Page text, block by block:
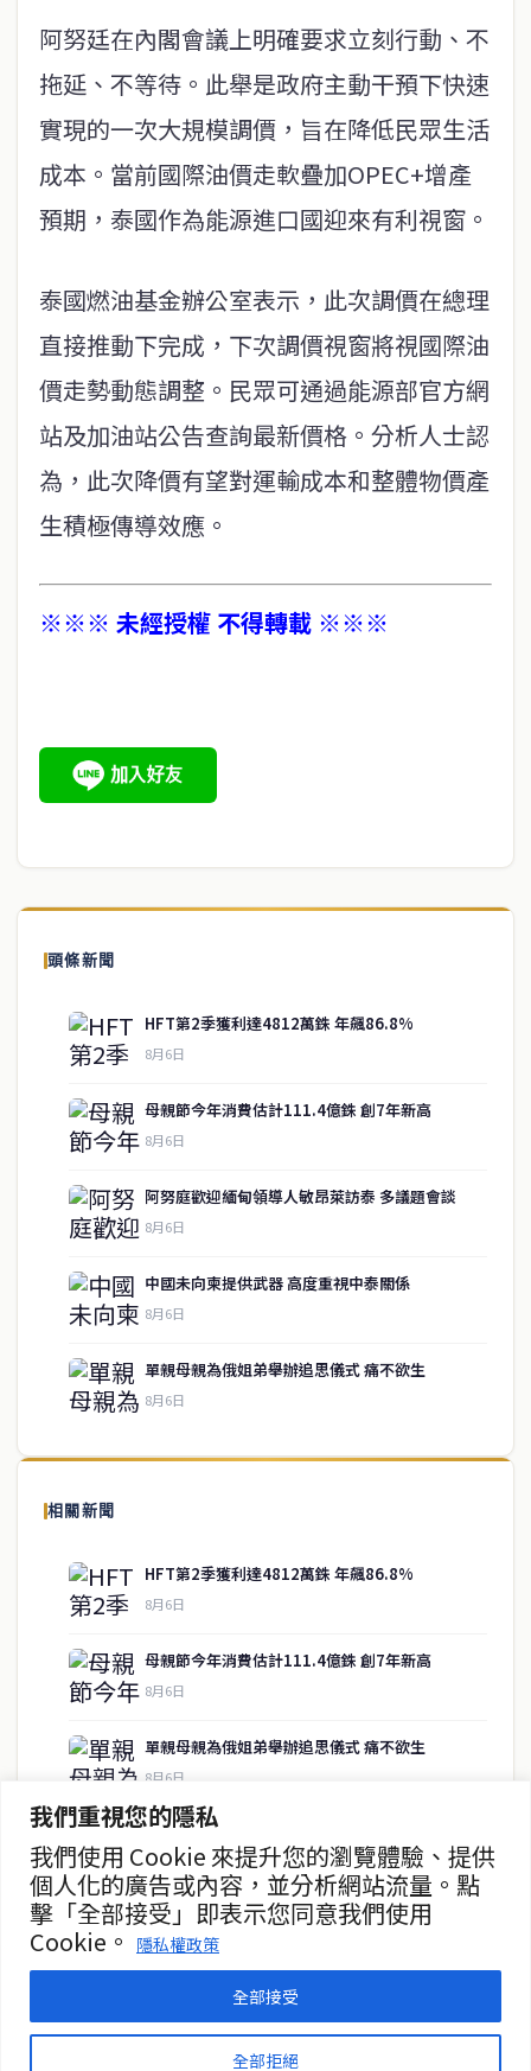
我們重視您的隱私
我們使用 Cookie 來提升您的瀏覽體驗、提供
個人化的廣告或內容，並分析網站流量。點
擊「全部接受」即表示您同意我們使用
Cookie。
隱私權政策
全部拒絕
全部接受
阿努廷在內閣會議上明確要求立刻行動、不
拖延、不等待。此舉是政府主動干預下快速
實現的一次大規模調價，旨在降低民眾生活
成本。當前國際油價走軟疊加OPEC+增產
預期，泰國作為能源進口國迎來有利視窗。
泰國燃油基金辦公室表示，此次調價在總理
直接推動下完成，下次調價視窗將視國際油
價走勢動態調整。民眾可通過能源部官方網
站及加油站公告查詢最新價格。分析人士認
為，此次降價有望對運輸成本和整體物價產
生積極傳導效應。
※※※ 未經授權 不得轉載 ※※※
頭條新聞
HFT第2季獲利達4812萬銖 年飆86.8%
8月6日
母親節今年消費估計111.4億銖 創7年新高
8月6日
阿努庭歡迎緬甸領導人敏昂萊訪泰 多議題會談
8月6日
中國未向柬提供武器 高度重視中泰關係
8月6日
單親母親為俄姐弟舉辦追思儀式 痛不欲生
8月6日
相關新聞
HFT第2季獲利達4812萬銖 年飆86.8%
8月6日
母親節今年消費估計111.4億銖 創7年新高
8月6日
單親母親為俄姐弟舉辦追思儀式 痛不欲生
8月6日
泰股5日收跌0.45% 收1609.78點
8月6日
儲蓄銀行推出SME專項貸款支持流動性
8月6日
關於我們
泰國中文新聞（TCN）是一家總部設於曼谷的中文新聞媒體，致力於
供即時、客觀、多元的中文新聞內容。
房地產
聯絡資訊
歡迎來信洽詢合作事宜
或提供新聞線索
service@thaichinesenews.com
© 2026 泰國中文新聞 TCN — All Rights Reserved
service@thaichinesenews.com